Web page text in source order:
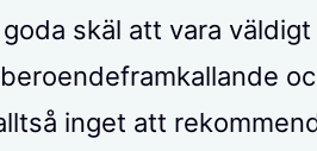
skäl att vara
inget att